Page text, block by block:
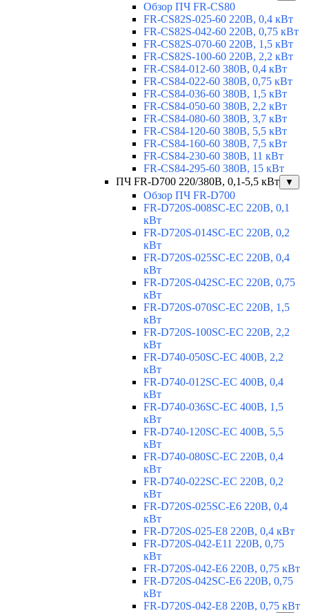
Обзор ПЧ FR-CS80
FR-CS82S-025-60 220В, 0,4 кВт
FR-CS82S-042-60 220В, 0,75 кВт
FR-CS82S-070-60 220В, 1,5 кВт
FR-CS82S-100-60 220В, 2,2 кВт
FR-CS84-012-60 380В, 0,4 кВт
FR-CS84-022-60 380В, 0,75 кВт
FR-CS84-036-60 380В, 1,5 кВт
FR-CS84-050-60 380В, 2,2 кВт
FR-CS84-080-60 380В, 3,7 кВт
FR-CS84-120-60 380В, 5,5 кВт
FR-CS84-160-60 380В, 7,5 кВт
FR-CS84-230-60 380В, 11 кВт
FR-CS84-295-60 380В, 15 кВт
ПЧ FR-D700 220/380В, 0,1-5,5 кВт
▼
Обзор ПЧ FR-D700
FR-D720S-008SC-EC 220В, 0,1
кВт
FR-D720S-014SC-EC 220В, 0,2
кВт
FR-D720S-025SC-EC 220В, 0,4
кВт
FR-D720S-042SC-EC 220В, 0,75
кВт
FR-D720S-070SC-EC 220В, 1,5
кВт
FR-D720S-100SC-EC 220В, 2,2
кВт
FR-D740-050SC-EC 400В, 2,2
кВт
FR-D740-012SC-EC 400В, 0,4
кВт
FR-D740-036SC-EC 400В, 1,5
кВт
FR-D740-120SC-EC 400В, 5,5
кВт
FR-D740-080SC-EC 220В, 0,4
кВт
FR-D740-022SC-EC 220В, 0,2
кВт
FR-D720S-025SC-E6 220В, 0,4
кВт
FR-D720S-025-E8 220В, 0,4 кВт
FR-D720S-042-E11 220В, 0,75
кВт
FR-D720S-042-E6 220В, 0,75 кВт
FR-D720S-042SC-E6 220В, 0,75
кВт
FR-D720S-042-E8 220В, 0,75 кВт